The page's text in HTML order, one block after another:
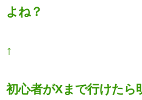
よね？
↑
初心者がXまで行けたら